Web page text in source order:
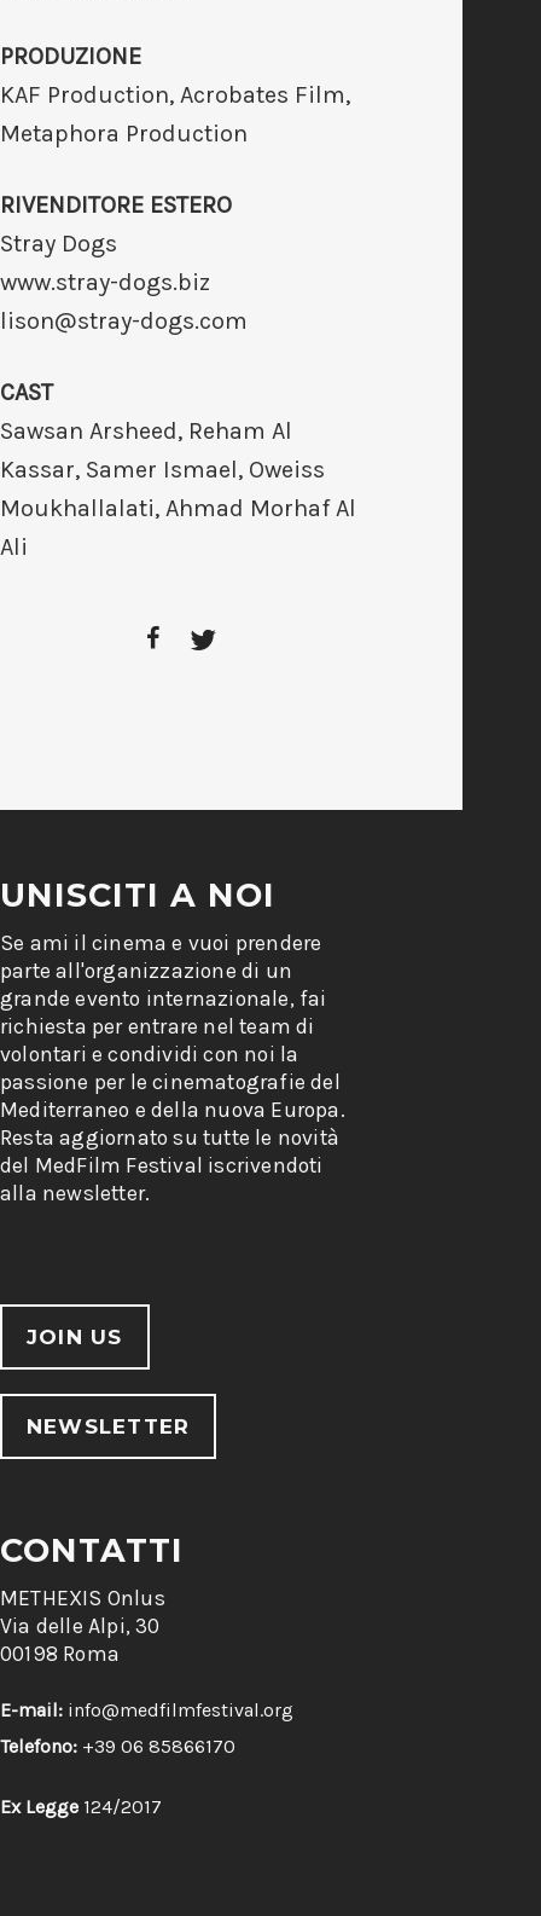
PRODUZIONE
KAF Production, Acrobates Film,
Metaphora Production
RIVENDITORE ESTERO
Stray Dogs
www.stray-dogs.biz
lison@stray-dogs.com
CAST
Sawsan Arsheed, Reham Al
Kassar, Samer Ismael, Oweiss
Moukhallalati, Ahmad Morhaf Al
Ali
UNISCITI A NOI
Se ami il cinema e vuoi prendere
parte all'organizzazione di un
grande evento internazionale, fai
richiesta per entrare nel team di
volontari e condividi con noi la
passione per le cinematografie del
Mediterraneo e della nuova Europa.
Resta aggiornato su tutte le novità
del MedFilm Festival iscrivendoti
alla newsletter.
JOIN US
NEWSLETTER
CONTATTI
METHEXIS Onlus
Via delle Alpi, 30
00198 Roma
E-mail: info@medfilmfestival.org
Telefono: +39 06 85866170
Ex Legge 124/2017